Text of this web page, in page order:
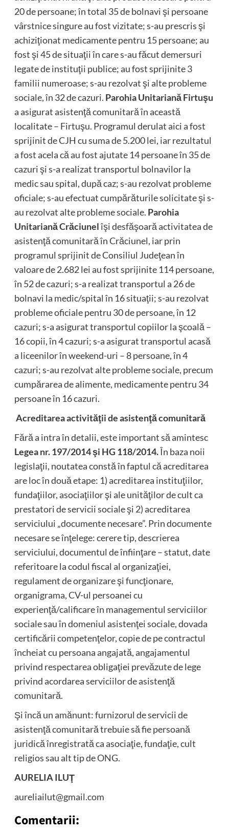
20 de persoane; în total 35 de bolnavi şi persoane
vârstnice singure au fost vizitate; s-au prescris şi
achiziţionat medicamente pentru 15 persoane; au
fost şi 45 de situaţii în care s-au făcut demersuri
legate de instituţii publice; au fost sprijinite 3
familii numeroase; s-au rezolvat şi alte probleme
sociale, în 32 de cazuri. Parohia Unitariană Firtuşu
a asigurat asistenţă comunitară în această
localitate – Firtuşu. Programul derulat aici a fost
sprijinit de CJH cu suma de 5.200 lei, iar rezultatul
a fost acela că au fost ajutate 14 persoane în 35 de
cazuri şi s-a realizat transportul bolnavilor la
medic sau spital, după caz; s-au rezolvat probleme
oficiale; s-au efectuat cumpărăturile solicitate şi s-
au rezolvat alte probleme sociale. Parohia
Unitariană Crăciunelîşi desfăşoară activitatea de
asistenţă comunitară în Crăciunel, iar prin
programul sprijinit de Consiliul Judeţean în
valoare de 2.682 lei au fost sprijinite 114 persoane,
în 52 de cazuri; s-a realizat transportul a 26 de
bolnavi la medic/spital în 16 situaţii; s-au rezolvat
probleme oficiale pentru 30 de persoane, în 12
cazuri; s-a asigurat transportul copiilor la şcoală –
16 copii, în 4 cazuri; s-a asigurat transportul acasă
a liceenilor în weekend-uri – 8 persoane, în 4
cazuri; s-au rezolvat alte probleme sociale, precum
cumpărarea de alimente, medicamente pentru 34
persoane în 16 cazuri.
Acreditarea activităţii de asistenţă comunitară
Fără a intra în detalii, este important să amintesc
Legea nr. 197/2014 şi HG 118/2014.În baza noii
legislaţii, noutatea constă în faptul că acreditarea
are loc în două etape: 1) acreditarea instituţiilor,
fundaţiilor, asociaţiilor şi ale unităţilor de cult ca
prestatori de servicii sociale şi 2) acreditarea
serviciului „documente necesare”. Prin documente
necesare se înţelege: cerere tip, descrierea
serviciului, documentul de înfiinţare – statut, date
referitoare la codul fiscal al organizaţiei,
regulament de organizare şi funcţionare,
organigrama, CV-ul persoanei cu
experienţă/calificare în managementul serviciilor
sociale sau în domeniul asistenţei sociale, dovada
certificării competenţelor, copie de pe contractul
încheiat cu persoana angajată, angajamentul
privind respectarea obligaţiei prevăzute de lege
privind acordarea serviciilor de asistenţă
comunitară.
Şi încă un amănunt: furnizorul de servicii de
asistenţă comunitară trebuie să fie persoană
juridică înregistrată ca asociaţie, fundaţie, cult
religios sau alt tip de ONG.
AURELIA ILUŢ
aureliailut@gmail.com
Comentarii: